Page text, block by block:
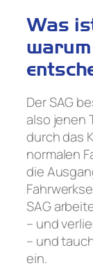
Was
Der SAG
also jenen
durch das
normalen
die
SAG
– und
– und
ein.